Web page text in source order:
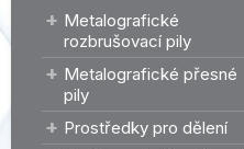
Metalografické
rozbrušovací pily
Metalografické přesné
pily
Prostředky pro dělení